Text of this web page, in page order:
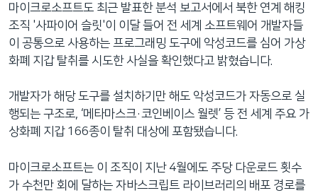
마이크로소프트도 최근 발표한 분석 보고서에서 북한 연계 해킹
조직 '사파이어 슬릿'이 이달 들어 전 세계 소프트웨어 개발자들
이 공통으로 사용하는 프로그래밍 도구에 악성코드를 심어 가상
화폐 지갑 탈취를 시도한 사실을 확인했다고 밝혔습니다.
개발자가 해당 도구를 설치하기만 해도 악성코드가 자동으로 실
행되는 구조로, ‘메타마스크·코인베이스 월렛’ 등 전 세계 주요 가
상화폐 지갑 166종이 탈취 대상에 포함됐습니다.
마이크로소프트는 이 조직이 지난 4월에도 주당 다운로드 횟수
가 수천만 회에 달하는 자바스크립트 라이브러리의 배포 경로를